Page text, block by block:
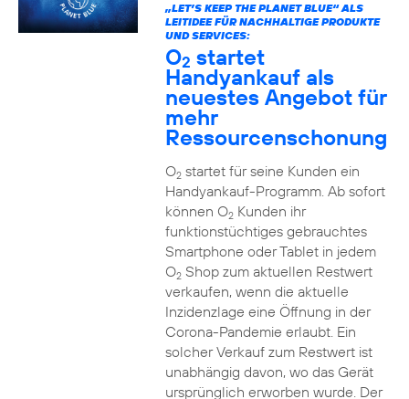
„LET’S KEEP THE PLANET BLUE“ ALS
LEITIDEE FÜR NACHHALTIGE PRODUKTE
UND SERVICES:
O2 startet
Handyankauf als
neuestes Angebot für
mehr
Ressourcenschonung
O2startet für seine Kunden ein
Handyankauf-Programm. Ab sofort
können O2Kunden ihr
funktionstüchtiges gebrauchtes
Smartphone oder Tablet in jedem
O2Shop zum aktuellen Restwert
verkaufen, wenn die aktuelle
Inzidenzlage eine Öffnung in der
Corona-Pandemie erlaubt. Ein
solcher Verkauf zum Restwert ist
unabhängig davon, wo das Gerät
ursprünglich erworben wurde. Der